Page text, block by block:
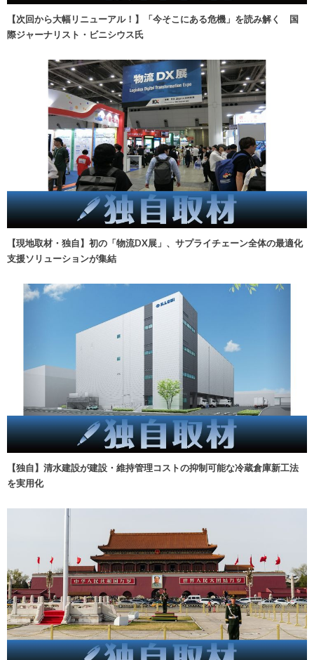
【次回から大幅リニューアル！】「今そこにある危機」を読み解く 国
際ジャーナリスト・ビニシウス氏
【現地取材・独自】初の「物流DX展」、サプライチェーン全体の最適化
支援ソリューションが集結
【独自】清水建設が建設・維持管理コストの抑制可能な冷蔵倉庫新工法
を実用化